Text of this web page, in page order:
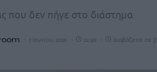
που δεν πήγε στο διάστημα
7 Ιουνίου, 2026 22:50 Διαβάζεται σε 3'